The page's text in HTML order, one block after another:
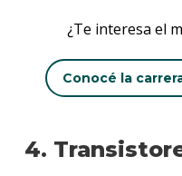
¿Te interesa el
Conocé la
4.